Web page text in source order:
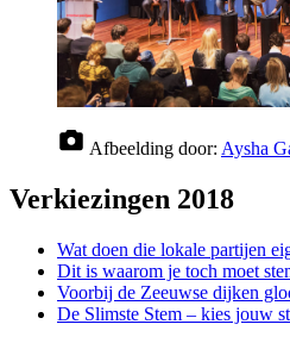
Afbeelding door: Aysha
Verkiezingen 2018
Wat doen die lokale partijen
Dit is waarom je toch moet
Voorbij de Zeeuwse dijken
De Slimste Stem – kies jouw